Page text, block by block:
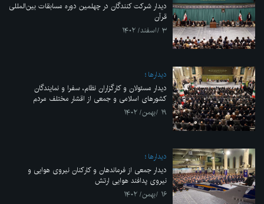
دیدار شرکت کنندگان در چهلمین دوره مسابقات بین‌المللی
قرآن
۳ /اسفند/ ۱۴۰۲
ديدارها
دیدار مسئولان و کارگزاران نظام، سفرا و نمایندگان
کشورهای اسلامی و جمعی از اقشار مختلف مردم
۱۹ /بهمن/ ۱۴۰۲
ديدارها
دیدار جمعی از فرماندهان و کارکنان نیروی هوایی و
نیروی پدافند هوایی ارتش
۱۶ /بهمن/ ۱۴۰۲